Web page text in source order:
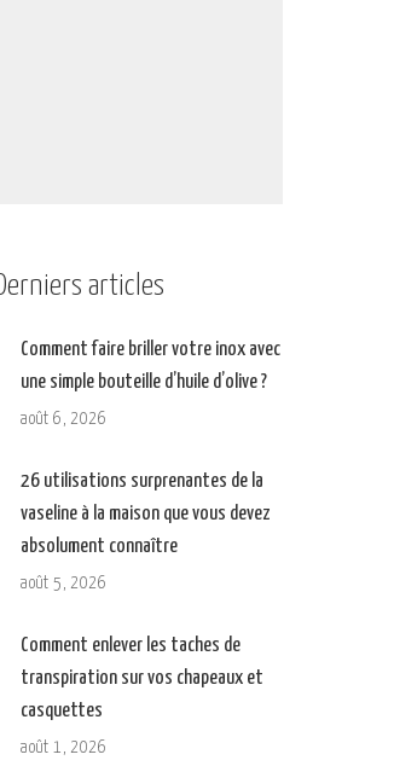
Derniers articles
Comment faire briller votre inox avec
une simple bouteille d’huile d’olive ?
août 6, 2026
26 utilisations surprenantes de la
vaseline à la maison que vous devez
absolument connaître
août 5, 2026
Comment enlever les taches de
transpiration sur vos chapeaux et
casquettes
août 1, 2026